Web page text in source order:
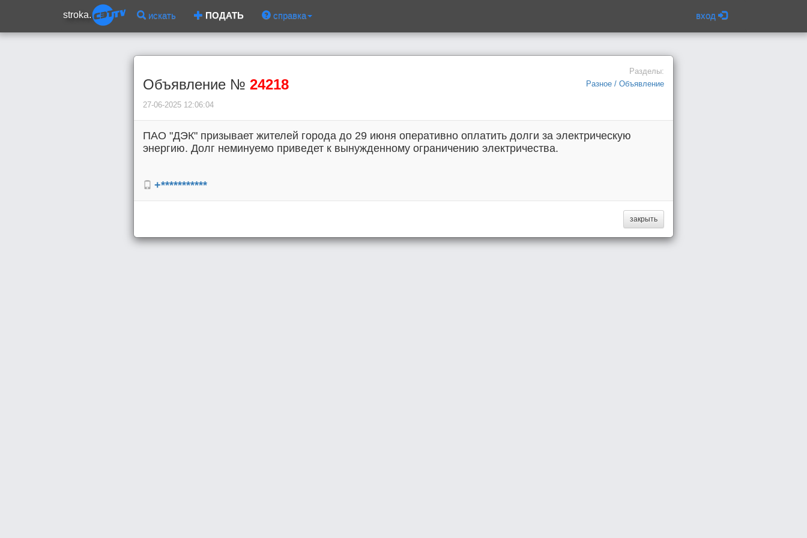
stroka. искать ПОДАТЬ справка вход
Объявление № 24218
27-06-2025 12:06:04
Разделы:
Разное / Объявление
ПАО "ДЭК" призывает жителей города до 29 июня оперативно оплатить долги за электрическую
энергию. Долг неминуемо приведет к вынужденному ограничению электричества.
+***********
закрыть